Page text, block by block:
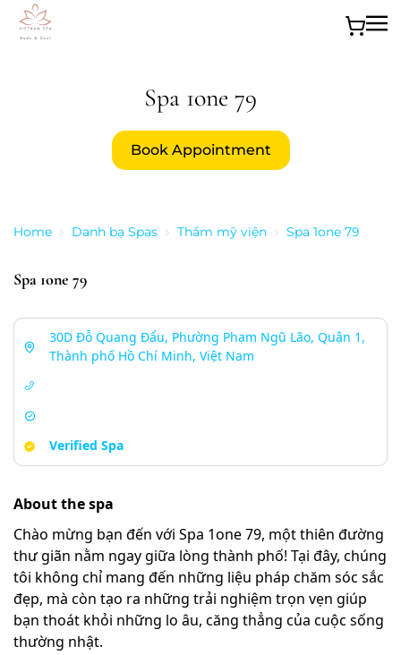
Spa 1one 79
Book Appointment
Home Danh bạ Spas Thẩm mỹ viện Spa 1one 79
Spa 1one 79
30D Đỗ Quang Đẩu, Phường Phạm Ngũ Lão, Quận 1,
Thành phố Hồ Chí Minh, Việt Nam
Verified Spa
About the spa
Chào mừng bạn đến với Spa 1one 79, một thiên đường
thư giãn nằm ngay giữa lòng thành phố! Tại đây, chúng
tôi không chỉ mang đến những liệu pháp chăm sóc sắc
đẹp, mà còn tạo ra những trải nghiệm trọn vẹn giúp
bạn thoát khỏi những lo âu, căng thẳng của cuộc sống
thường nhật.